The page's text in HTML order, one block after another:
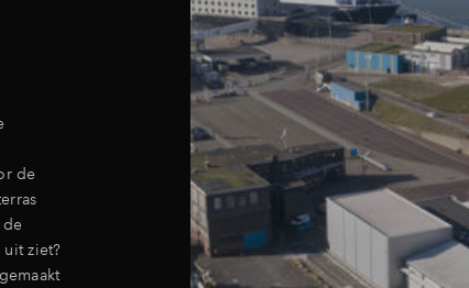
de
de
ziet?